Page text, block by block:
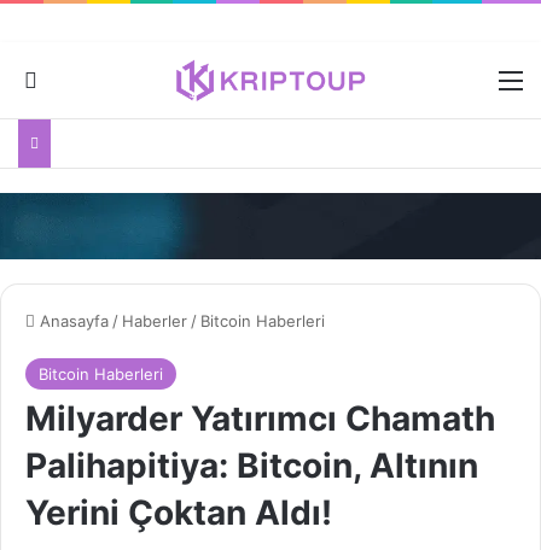
Dış görünümü değiştir
Anasayfa / Haberler / Bitcoin Haberleri
Bitcoin Haberleri
Milyarder Yatırımcı Chamath
Palihapitiya: Bitcoin, Altının
Yerini Çoktan Aldı!